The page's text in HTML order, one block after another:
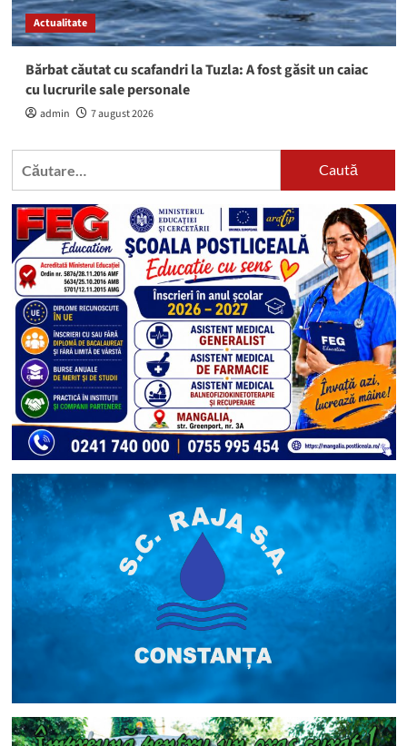
Actualitate
Bărbat căutat cu scafandri la Tuzla: A fost găsit un caiac
cu lucrurile sale personale
admin 7 august 2026
Caută